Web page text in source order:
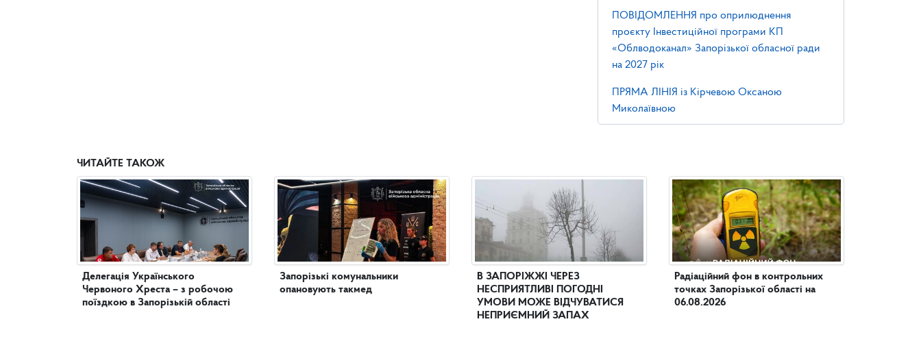
ПОВІДОМЛЕННЯ про оприлюднення
проєкту Інвестиційної програми КП
«Облводоканал» Запорізької обласної ради
на 2027 рік
ПРЯМА ЛІНІЯ із Кірчевою Оксаною
Миколаївною
ЧИТАЙТЕ ТАКОЖ
Делегація Українського
Червоного Хреста – з робочою
поїздкою в Запорізькій області
Запорізькі комунальники
опановують такмед
В ЗАПОРІЖЖІ ЧЕРЕЗ
НЕСПРИЯТЛИВІ ПОГОДНІ
УМОВИ МОЖЕ ВІДЧУВАТИСЯ
НЕПРИЄМНИЙ ЗАПАХ
Радіаційний фон в контрольних
точках Запорізької області на
06.08.2026